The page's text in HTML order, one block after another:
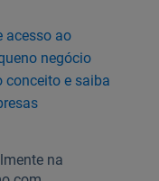
acesso ao
negócio
conceito e saiba
na